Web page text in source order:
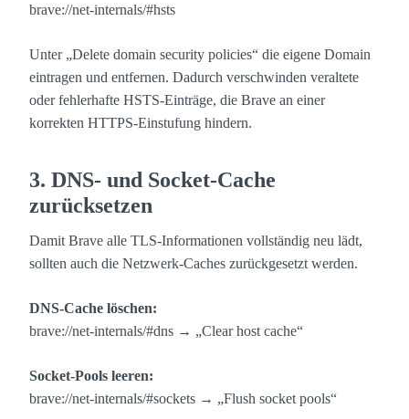
brave://net-internals/#hsts
Unter „Delete domain security policies“ die eigene Domain
eintragen und entfernen. Dadurch verschwinden veraltete
oder fehlerhafte HSTS-Einträge, die Brave an einer
korrekten HTTPS-Einstufung hindern.
3. DNS- und Socket-Cache
zurücksetzen
Damit Brave alle TLS-Informationen vollständig neu lädt,
sollten auch die Netzwerk-Caches zurückgesetzt werden.
DNS-Cache löschen:
brave://net-internals/#dns → „Clear host cache“
Socket-Pools leeren:
brave://net-internals/#sockets → „Flush socket pools“